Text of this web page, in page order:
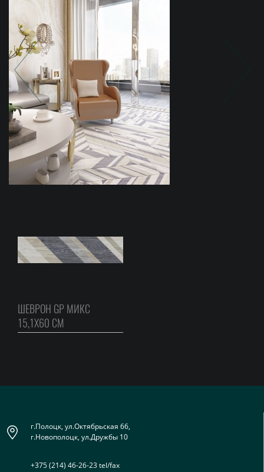
ШЕВРОН GP МИКС
15,1Х60 СМ
г.Полоцк, ул.Октябрьская 66,
г.Новополоцк, ул.Дружбы 10
+375 (214) 46-26-23 tel/fax